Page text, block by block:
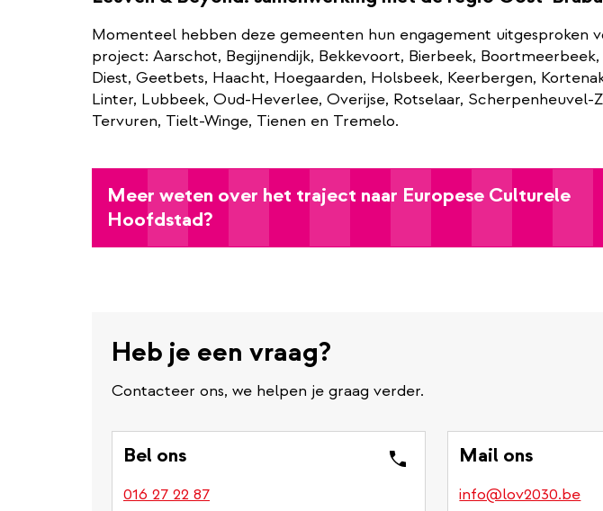
Momenteel hebben deze gemeenten hun engagement uitgesproken
project: Aarschot, Begijnendijk, Bekkevoort, Bierbeek,
Diest, Geetbets, Haacht, Hoegaarden, Holsbeek, Keerbergen,
Linter, Lubbeek, Oud-Heverlee, Overijse, Rotselaar, Scherpenheuvel-
Tervuren, Tielt-Winge, Tienen en Tremelo.
Meer weten over het traject naar Europese Culturele
Hoofdstad?
Heb je een vraag?
Contacteer ons, we helpen je graag verder.
Bel ons
016 27 22 87
Mail ons
info@lov2030.be